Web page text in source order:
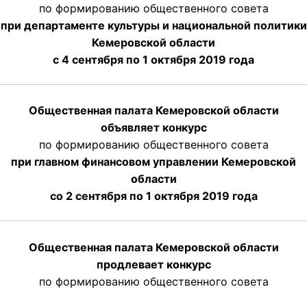
по формированию общественного совета
при департаменте культуры и национальной политики
Кемеровской области
с 4 сентября по 1 октября 2019 года
Общественная палата Кемеровской области
объявляет конкурс
по формированию общественного совета
при главном финансовом управлении Кемеровской
области
со 2 сентября по 1 октября 2019 года
Общественная палата Кемеровской области
продлевает конкурс
по формированию общественного совета